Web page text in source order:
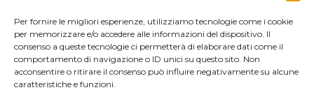
Per fornire le migliori esperienze, utilizziamo tecnologie come i cookie
per memorizzare e/o accedere alle informazioni del dispositivo. Il
consenso a queste tecnologie ci permetterà di elaborare dati come il
comportamento di navigazione o ID unici su questo sito. Non
acconsentire o ritirare il consenso può influire negativamente su alcune
caratteristiche e funzioni.
Legale: Via Silvio Pellico, 43 97015 MODICA (RG) – P. IVA: IT
01470350883
Powered ByIl Brandificio